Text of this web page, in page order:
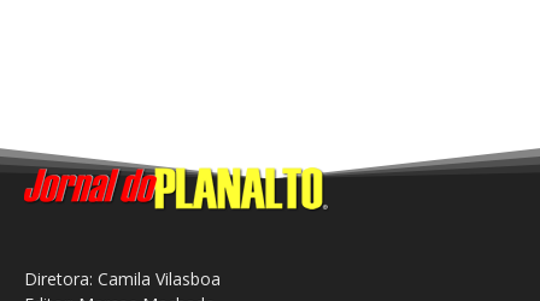
Diretora: Camila Vilasboa